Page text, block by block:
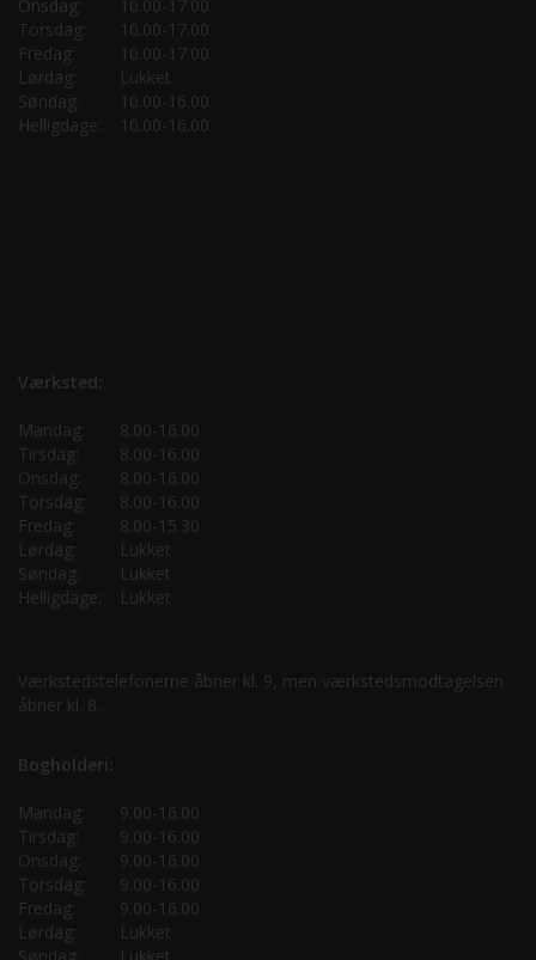
Onsdag:
10.00-17.00
Torsdag:
10.00-17.00
Fredag:
10.00-17.00
Lørdag:
Lukket
Søndag:
10.00-16.00
Helligdage:
10.00-16.00
Værksted:
Mandag:
8.00-16.00
Tirsdag:
8.00-16.00
Onsdag:
8.00-16.00
Torsdag:
8.00-16.00
Fredag:
8.00-15.30
Lørdag:
Lukket
Søndag:
Lukket
Helligdage:
Lukket
Værkstedstelefonerne åbner kl. 9, men værkstedsmodtagelsen
åbner kl. 8.
Bogholderi:
Mandag:
9.00-16.00
Tirsdag:
9.00-16.00
Onsdag:
9.00-16.00
Torsdag:
9.00-16.00
Fredag:
9.00-16.00
Lørdag:
Lukket
Søndag:
Lukket